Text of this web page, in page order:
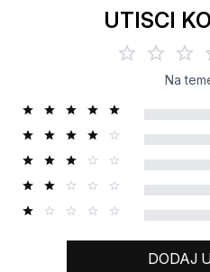
UTISCI
Na
DODAJ